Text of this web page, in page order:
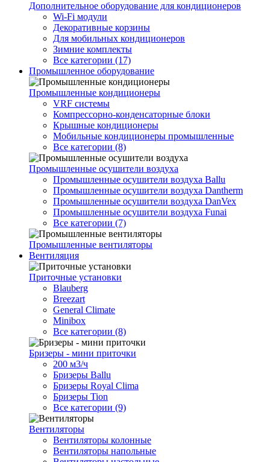
Дополнительное оборудование для кондиционеров
Wi-Fi модули
Декоративные корзины
Для мобильных кондиционеров
Зимние комплекты
Все категории (17)
Промышленное оборудование
Промышленные кондиционеры
VRF системы
Компрессорно-конденсаторные блоки
Крышные кондиционеры
Мобильные кондиционеры промышленные
Все категории (8)
Промышленные осушители воздуха
Промышленные осушители воздуха Ballu
Промышленные осушители воздуха Dantherm
Промышленные осушители воздуха DanVex
Промышленные осушители воздуха Funai
Все категории (7)
Промышленные вентиляторы
Вентиляция
Приточные установки
Blauberg
Breezart
General Climate
Minibox
Все категории (8)
Бризеры - мини приточки
200 м3/ч
Бризеры Ballu
Бризеры Royal Clima
Бризеры Tion
Все категории (9)
Вентиляторы
Вентиляторы колонные
Вентиляторы напольные